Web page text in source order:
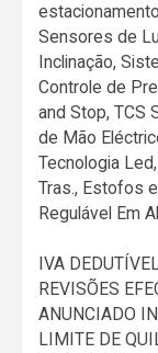
Sensores de
Inclinação,
Controle de
and Stop, TCS
de Mão
Tecnologia
Tras., Estofos
Regulável Em
IVA
REVISÕES
ANUNCIADO
LIMITE DE